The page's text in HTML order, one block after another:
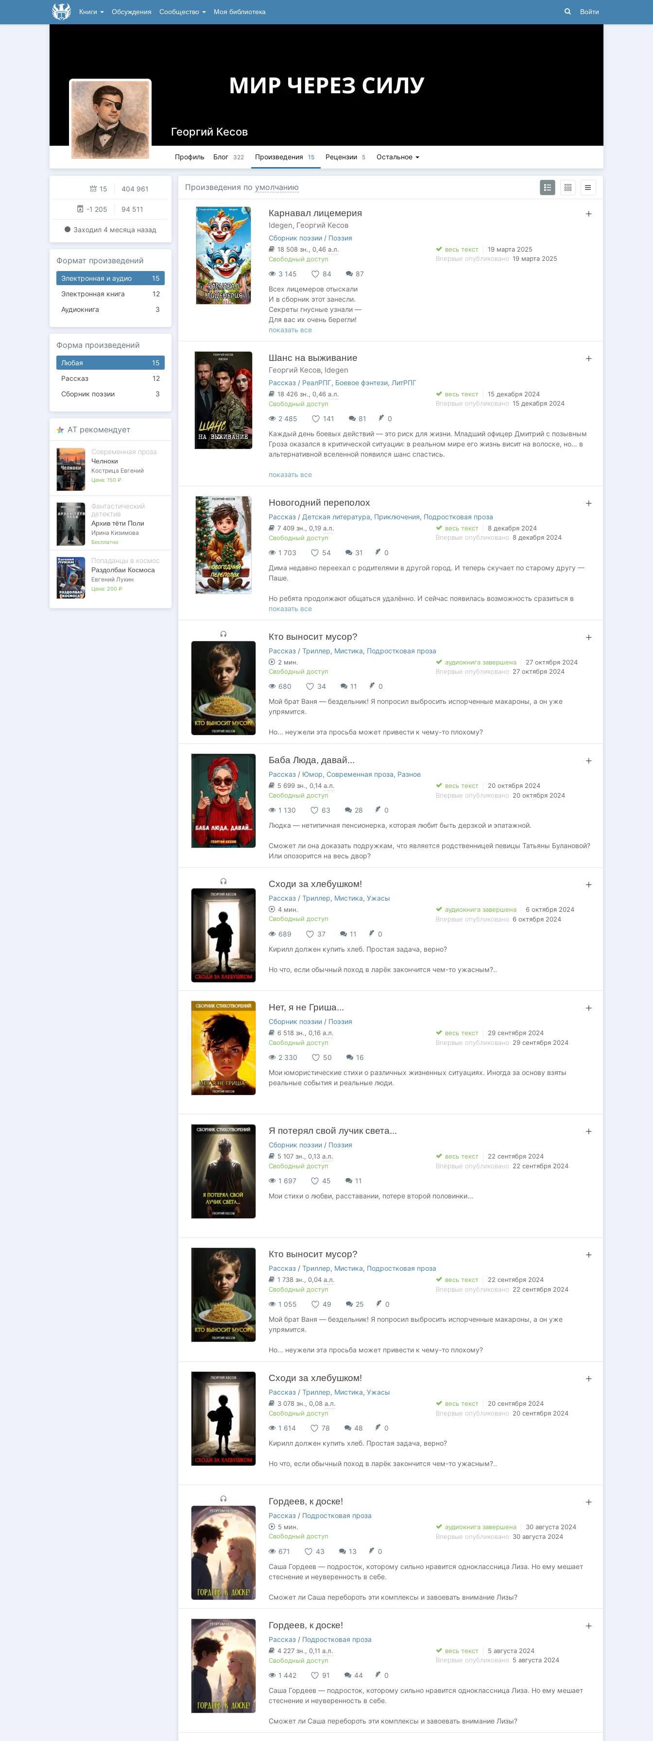
Книги Обсуждения Сообщество Моя библиотека Войти
Георгий Кесов
Профиль Блог 322 Произведения 15 Рецензии 5 Остальное
15 404 961
-1 205 94 511
Заходил 4 месяца назад
Формат произведений
15
Электронная и аудио
12
Электронная книга
3
Аудиокнига
Форма произведений
15
Любая
12
Рассказ
3
Сборник поэзии
AT рекомендует
Современная проза
Челноки
Кострица Евгений
Цена: 150 ₽
Фантастический
детектив
Архив тёти Поли
Ирина Кизимова
Бесплатно
Попаданцы в космос
Раздолбаи Космоса
Евгений Лукин
Цена: 200 ₽
Произведения по умолчанию
Карнавал лицемерия
Idegen, Георгий Кесов
Сборник поэзии / Поэзия
18 508 зн., 0,46 а.л.
Свободный доступ
весь текст
19 марта 2025
Впервые опубликовано: 19 марта 2025
3 145 84
87
Всех лицемеров отыскали
И в сборник этот занесли.
Секреты гнусные узнали —
Для вас их очень берегли!
Собрали вместе юмор чёрный:
Задали темп такой задорный,
Читать вы будете взахлёб!
показать все
Шанс на выживание
Георгий Кесов, Idegen
Рассказ / РеалРПГ, Боевое фэнтези, ЛитРПГ
18 426 зн., 0,46 а.л.
Свободный доступ
весь текст
15 декабря 2024
Впервые опубликовано: 15 декабря 2024
2 485 141 81
0
Каждый день боевых действий — это риск для жизни. Младший офицер Дмитрий с позывным
Гроза оказался в критической ситуации: в реальном мире его жизнь висит на волоске, но… в
альтернативной вселенной появился шанс спастись.
Впереди ждут незнакомые земли, опасные приключения и загадочная ведьма, которая хочет
спасти свой клан…
Сможет ли Гроза выжить? Или сгинет в чужом мире?..
показать все
Новогодний переполох
Рассказ / Детская литература, Приключения, Подростковая проза
7 409 зн., 0,19 а.л.
Свободный доступ
весь текст
8 декабря 2024
Впервые опубликовано: 8 декабря 2024
1 703 54 31
0
Дима недавно переехал с родителями в другой город. И теперь скучает по старому другу —
Паше.
Но ребята продолжают общаться удалённо. И сейчас появилась возможность сразиться в
онлайн-игре против давних соперников, чтобы поставить их на место.
показать все
Кто выносит мусор?
Рассказ / Триллер, Мистика, Подростковая проза
2 мин.
Свободный доступ
аудиокнига завершена
27 октября 2024
Впервые опубликовано: 27 октября 2024
680 34 11
0
Мой брат Ваня — бездельник! Я попросил выбросить испорченные макароны, а он уже
упрямится.
Но... неужели эта просьба может привести к чему-то плохому?
Баба Люда, давай...
Рассказ / Юмор, Современная проза, Разное
5 699 зн., 0,14 а.л.
Свободный доступ
весь текст
20 октября 2024
Впервые опубликовано: 20 октября 2024
1 130 63 28
0
Людка — нетипичная пенсионерка, которая любит быть дерзкой и эпатажной.
Сможет ли она доказать подружкам, что является родственницей певицы Татьяны Булановой?
Или опозорится на весь двор?
Сходи за хлебушком!
Рассказ / Триллер, Мистика, Ужасы
4 мин.
Свободный доступ
аудиокнига завершена
6 октября 2024
Впервые опубликовано: 6 октября 2024
689 37 11
0
Кирилл должен купить хлеб. Простая задача, верно?
Но что, если обычный поход в ларёк закончится чем-то ужасным?..
Нет, я не Гриша...
Сборник поэзии / Поэзия
6 518 зн., 0,16 а.л.
Свободный доступ
весь текст
29 сентября 2024
Впервые опубликовано: 29 сентября 2024
2 330 50
16
Мои юмористические стихи о различных жизненных ситуациях. Иногда за основу взяты
реальные события и реальные люди.
Я потерял свой лучик света...
Сборник поэзии / Поэзия
5 107 зн., 0,13 а.л.
Свободный доступ
весь текст
22 сентября 2024
Впервые опубликовано: 22 сентября 2024
1 697 45
11
Мои стихи о любви, расставании, потере второй половинки...
Кто выносит мусор?
Рассказ / Триллер, Мистика, Подростковая проза
1 738 зн., 0,04 а.л.
Свободный доступ
весь текст
22 сентября 2024
Впервые опубликовано: 22 сентября 2024
1 055 49 25
0
Мой брат Ваня — бездельник! Я попросил выбросить испорченные макароны, а он уже
упрямится.
Но... неужели эта просьба может привести к чему-то плохому?
Сходи за хлебушком!
Рассказ / Триллер, Мистика, Ужасы
3 078 зн., 0,08 а.л.
Свободный доступ
весь текст
20 сентября 2024
Впервые опубликовано: 20 сентября 2024
1 614 78 48
0
Кирилл должен купить хлеб. Простая задача, верно?
Но что, если обычный поход в ларёк закончится чем-то ужасным?..
Гордеев, к доске!
Рассказ / Подростковая проза
5 мин.
Свободный доступ
аудиокнига завершена
30 августа 2024
Впервые опубликовано: 30 августа 2024
671 43 13
0
Саша Гордеев — подросток, которому сильно нравится одноклассница Лиза. Но ему мешает
стеснение и неуверенность в себе.
Сможет ли Саша перебороть эти комплексы и завоевать внимание Лизы?
Гордеев, к доске!
Рассказ / Подростковая проза
4 227 зн., 0,11 а.л.
Свободный доступ
весь текст
5 августа 2024
Впервые опубликовано: 5 августа 2024
1 442 91 44
0
Саша Гордеев — подросток, которому сильно нравится одноклассница Лиза. Но ему мешает
стеснение и неуверенность в себе.
Сможет ли Саша перебороть эти комплексы и завоевать внимание Лизы?